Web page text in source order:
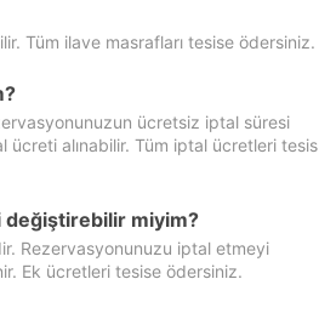
Tüm ilave masrafları tesise ödersiniz.
ücretsiz iptal süresi
alınabilir. Tüm iptal ücretleri tesis
değiştirebilir miyim?
Rezervasyonunuzu iptal etmeyi
Ek ücretleri tesise ödersiniz.